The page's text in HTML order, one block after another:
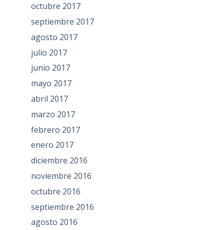
octubre 2017
septiembre 2017
agosto 2017
julio 2017
junio 2017
mayo 2017
abril 2017
marzo 2017
febrero 2017
enero 2017
diciembre 2016
noviembre 2016
octubre 2016
septiembre 2016
agosto 2016